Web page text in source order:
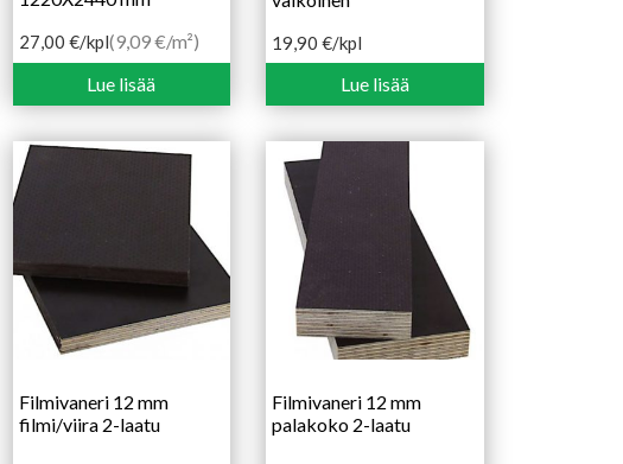
27,00 €/kpl(9,09 €/m²)
Lue lisää
19,90€/kpl
Lue lisää
Filmivaneri 12 mm
filmi/viira 2-laatu
Filmivaneri 12 mm
palakoko 2-laatu